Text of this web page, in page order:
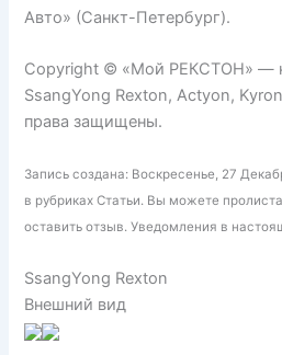
Авто» (Санкт-Петербург).
Copyright © «Мой РЕКСТОН» —
SsangYong Rexton, Actyon,
права защищены.
Запись создана: Воскресенье, 27
в рубриках Статьи. Вы можете
оставить отзыв. Уведомления в
SsangYong Rexton
Внешний вид